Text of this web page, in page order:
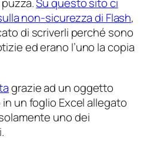
puzza.Su questo sito ci
non-sicurezza di Flash,
di scriverli perché sono
ed erano l’uno la copia
grazie ad un oggetto
un foglio Excel allegato
uno dei